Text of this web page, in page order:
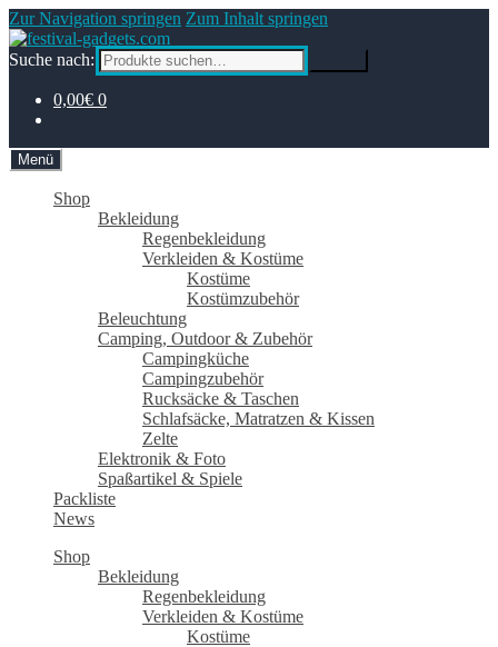
Zur Navigation springen Zum Inhalt springen
Suche nach:
0,00€ 0
Menü
Shop
Bekleidung
Regenbekleidung
Verkleiden & Kostüme
Kostüme
Kostümzubehör
Beleuchtung
Camping, Outdoor & Zubehör
Campingküche
Campingzubehör
Rucksäcke & Taschen
Schlafsäcke, Matratzen & Kissen
Zelte
Elektronik & Foto
Spaßartikel & Spiele
Packliste
News
Shop
Bekleidung
Regenbekleidung
Verkleiden & Kostüme
Kostüme